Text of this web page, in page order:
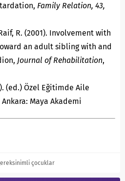
Family Relation, 43,
R. (2001). Involvement with
an adult sibling with and
Journal of Rehabilitation,
(ed.) Özel Eğitimde Aile
Maya Akademi
çocuklar